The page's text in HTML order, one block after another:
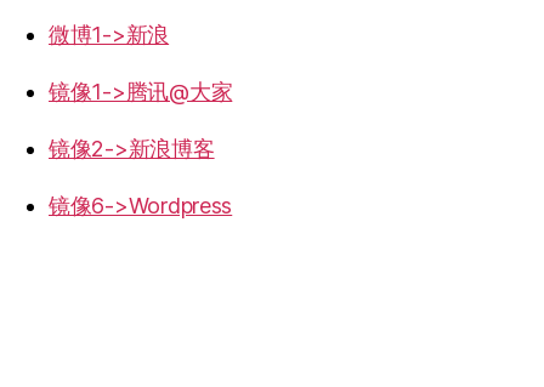
微博1->新浪
镜像1->腾讯@大家
镜像2->新浪博客
镜像6->Wordpress